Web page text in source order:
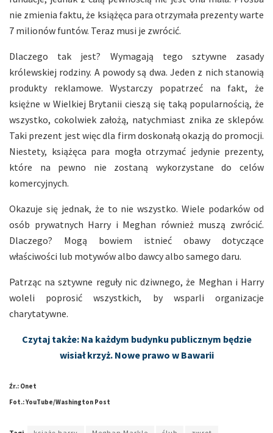
nie zmienia faktu, że książęca para otrzymała prezenty warte
7 milionów funtów. Teraz musi je zwrócić.
Dlaczego tak jest? Wymagają tego sztywne zasady
królewskiej rodziny. A powody są dwa. Jeden z nich stanowią
produkty reklamowe. Wystarczy popatrzeć na fakt, że
księżne w Wielkiej Brytanii cieszą się taką popularnością, że
wszystko, cokolwiek założą, natychmiast znika ze sklepów.
Taki prezent jest więc dla firm doskonałą okazją do promocji.
Niestety, książęca para mogła otrzymać jedynie prezenty,
które na pewno nie zostaną wykorzystane do celów
komercyjnych.
Okazuje się jednak, że to nie wszystko. Wiele podarków od
osób prywatnych Harry i Meghan również muszą zwrócić.
Dlaczego? Mogą bowiem istnieć obawy dotyczące
właściwości lub motywów albo dawcy albo samego daru.
Patrząc na sztywne reguły nic dziwnego, że Meghan i Harry
woleli poprosić wszystkich, by wsparli organizacje
charytatywne.
Czytaj także: Na każdym budynku publicznym będzie
wisiał krzyż. Nowe prawo w Bawarii
Źr.: Onet
Fot.: YouTube/Washington Post